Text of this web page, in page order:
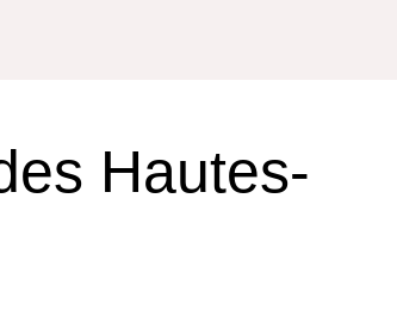
Hautes-